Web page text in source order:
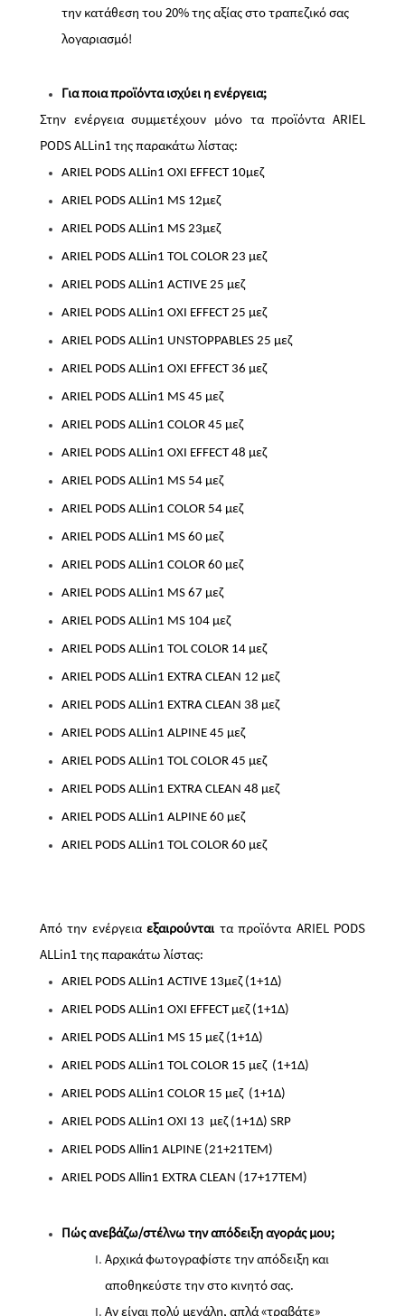
την κατάθεση του 20% της αξίας στο τραπεζικό σας
λογαριασμό!
Για ποια προϊόντα ισχύει η ενέργεια;
Στην ενέργεια συμμετέχουν μόνο τα προϊόντα ARIEL
PODS ALLin1 της παρακάτω λίστας:
ARIEL PODS ALLin1 OXI EFFECT 10μεζ
ARIEL PODS ALLin1 MS 12μεζ
ARIEL PODS ALLin1 MS 23μεζ
ARIEL PODS ALLin1 TOL COLOR 23 μεζ
ARIEL PODS ALLin1 ACTIVE 25 μεζ
ARIEL PODS ALLin1 OXI EFFECT 25 μεζ
ARIEL PODS ALLin1 UNSTOPPABLES 25 μεζ
ARIEL PODS ALLin1 OXI EFFECT 36 μεζ
ARIEL PODS ALLin1 MS 45 μεζ
ARIEL PODS ALLin1 COLOR 45 μεζ
ARIEL PODS ALLin1 OXI EFFECT 48 μεζ
ARIEL PODS ALLin1 MS 54 μεζ
ARIEL PODS ALLin1 COLOR 54 μεζ
ARIEL PODS ALLin1 MS 60 μεζ
ARIEL PODS ALLin1 COLOR 60 μεζ
ARIEL PODS ALLin1 MS 67 μεζ
ARIEL PODS ALLin1 MS 104 μεζ
ARIEL PODS ALLin1 TOL COLOR 14 μεζ
ARIEL PODS ALLin1 EXTRA CLEAN 12 μεζ
ARIEL PODS ALLin1 EXTRA CLEAN 38 μεζ
ARIEL PODS ALLin1 ALPINE 45 μεζ
ARIEL PODS ALLin1 TOL COLOR 45 μεζ
ARIEL PODS ALLin1 EXTRA CLEAN 48 μεζ
ARIEL PODS ALLin1 ALPINE 60 μεζ
ARIEL PODS ALLin1 TOL COLOR 60 μεζ
Από την ενέργειαεξαιρούνται τα προϊόντα ARIEL PODS
ALLin1 της παρακάτω λίστας:
ARIEL PODS ALLin1 ACTIVE 13μεζ (1+1Δ)
ARIEL PODS ALLin1 OXI EFFECT μεζ(1+1Δ)
ARIEL PODS ALLin1 MS 15 μεζ(1+1Δ)
ARIEL PODS ALLin1 TOL COLOR 15 μεζ(1+1Δ)
ARIEL PODS ALLin1 COLOR 15 μεζ(1+1Δ)
ARIEL PODS ALLin1 OXI 13 μεζ(1+1Δ) SRP
ARIEL PODS Allin1 ALPINE (21+21ΤΕΜ)
ARIEL PODS Allin1 EXTRA CLEAN (17+17ΤΕΜ)
Πώς ανεβάζω/στέλνω την απόδειξη αγοράς μου;
Αρχικά φωτογραφίστε την απόδειξη και
αποθηκεύστε την στο κινητό σας.
Αν είναι πολύ μεγάλη, απλά «τραβάτε»